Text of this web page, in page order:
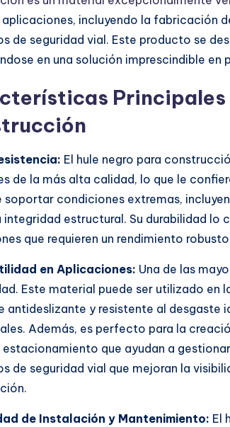
aplicaciones, incluyendo la fabricación
de seguridad vial. Este producto se
en una solución imprescindible
Principales
El hule negro para
de la más alta calidad, lo que le
soportar condiciones extremas,
integridad estructural. Su durabilidad
que requieren un rendimiento
en Aplicaciones: Una de las
Este material puede ser utilizado en
antideslizante y resistente al desgaste
Además, es perfecto para la
que ayudan a
de seguridad vial que mejoran la
de Instalación y Mantenimiento: El